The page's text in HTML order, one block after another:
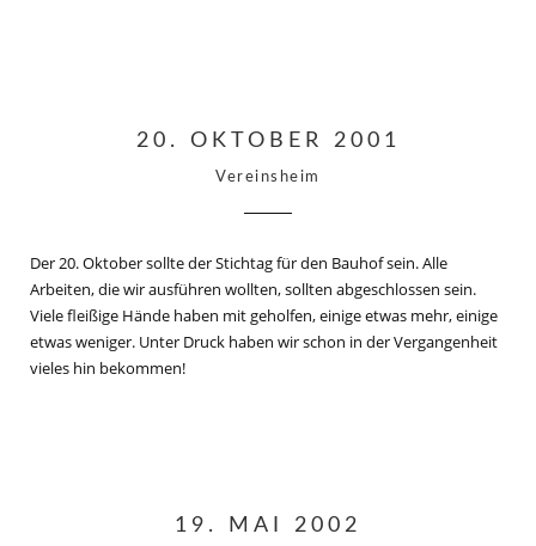
20. OKTOBER 2001
Vereinsheim
Der 20. Oktober sollte der Stichtag für den Bauhof sein. Alle
Arbeiten, die wir ausführen wollten, sollten abgeschlossen sein.
Viele fleißige Hände haben mit geholfen, einige etwas mehr, einige
etwas weniger. Unter Druck haben wir schon in der Vergangenheit
vieles hin bekommen!
19. MAI 2002